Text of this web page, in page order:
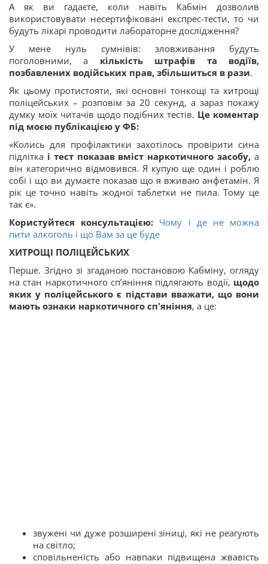
А як ви гадаєте, коли навіть Кабмін дозволив
використовувати несертифіковані експрес-тести, то чи
будуть лікарі проводити лабораторне дослідження?
У мене нуль сумнівів: зловживання будуть
поголовними, а кількість штрафів та водіїв,
позбавлених водійських прав, збільшиться в рази.
Як цьому протистояти, які основні тонкощі та хитрощі
поліцейських – розповім за 20 секунд, а зараз покажу
думку моїх читачів щодо подібних тестів. Це коментар
під моєю публікацією у ФБ:
«Колись для профілактики захотілось провірити сина
підлітка і тест показав вміст наркотичного засобу, а
він категорично відмовився. Я купую ще один і роблю
собі і що ви думаєте показав що я вживаю анфетамін. Я
рік це точно навіть жодної таблетки не пила. Тому це
так є».
Користуйтеся консультацією: Чому і де не можна
пити алкоголь і що Вам за це буде
ХИТРОЩІ ПОЛІЦЕЙСЬКИХ
Перше. Згідно зі згаданою постановою Кабміну, огляду
на стан наркотичного сп’яніння підлягають водії, щодо
яких у поліцейського є підстави вважати, що вони
мають ознаки наркотичного сп'яніння, а це:
звужені чи дуже розширені зіниці, які не реагують
на світло;
сповільненість або навпаки підвищена жвавість